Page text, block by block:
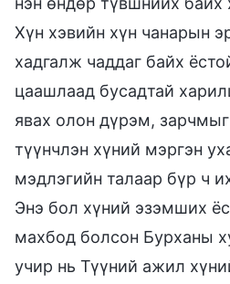
Хүн хэвийн хүн чанарын
хадгалж чаддаг байх
цаашлаад бусадтай
явах олон дүрэм,
түүнчлэн хүний мэргэн
мэдлэгийн талаар бүр ч
Энэ бол хүний эзэмших
махбод болсон Бурханы
учир нь Түүний ажил